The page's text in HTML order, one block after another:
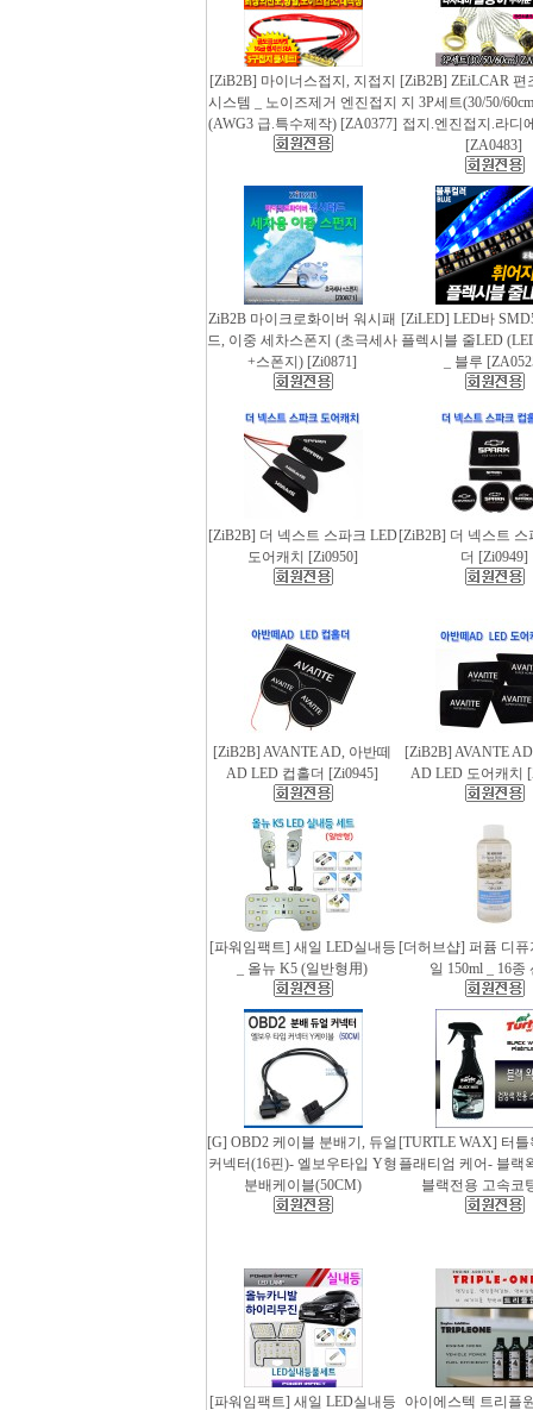
[ZiB2B] 마이너스접지, 지접지
시스템 _ 노이즈제거 엔진접지
(AWG3 급.특수제작) [ZA0377]
[ZiB2B] ZEiLCAR 편
지 3P세트(30/50/
접지.엔진접지.라디
[ZA0483]
ZiB2B 마이크로화이버 워시패
드, 이중 세차스폰지 (초극세사
+스폰지) [Zi0871]
[ZiLED] LED바
플렉시블 줄LED
_ 블루
[ZiB2B] 더 넥스트 스파크 LED
도어캐치 [Zi0950]
[ZiB2B] 더 넥스트 스
더 [Zi0949]
[ZiB2B] AVANTE AD, 아반떼
AD LED 컵홀더 [Zi0945]
[ZiB2B] AVANTE
AD LED 도어캐치
[파워임팩트] 새일 LED실내등
_ 올뉴 K5 (일반형用)
[더허브샵] 퍼퓸 디
일 150ml _ 16종
[G] OBD2 케이블 분배기, 듀얼
커넥터(16핀)- 엘보우타입 Y형
분배케이블(50CM)
[TURTLE WAX] 터
플래티엄 케어- 블랙
블랙전용 고속코
[파워임팩트] 새일 LED실내등 아이에스텍 트리플